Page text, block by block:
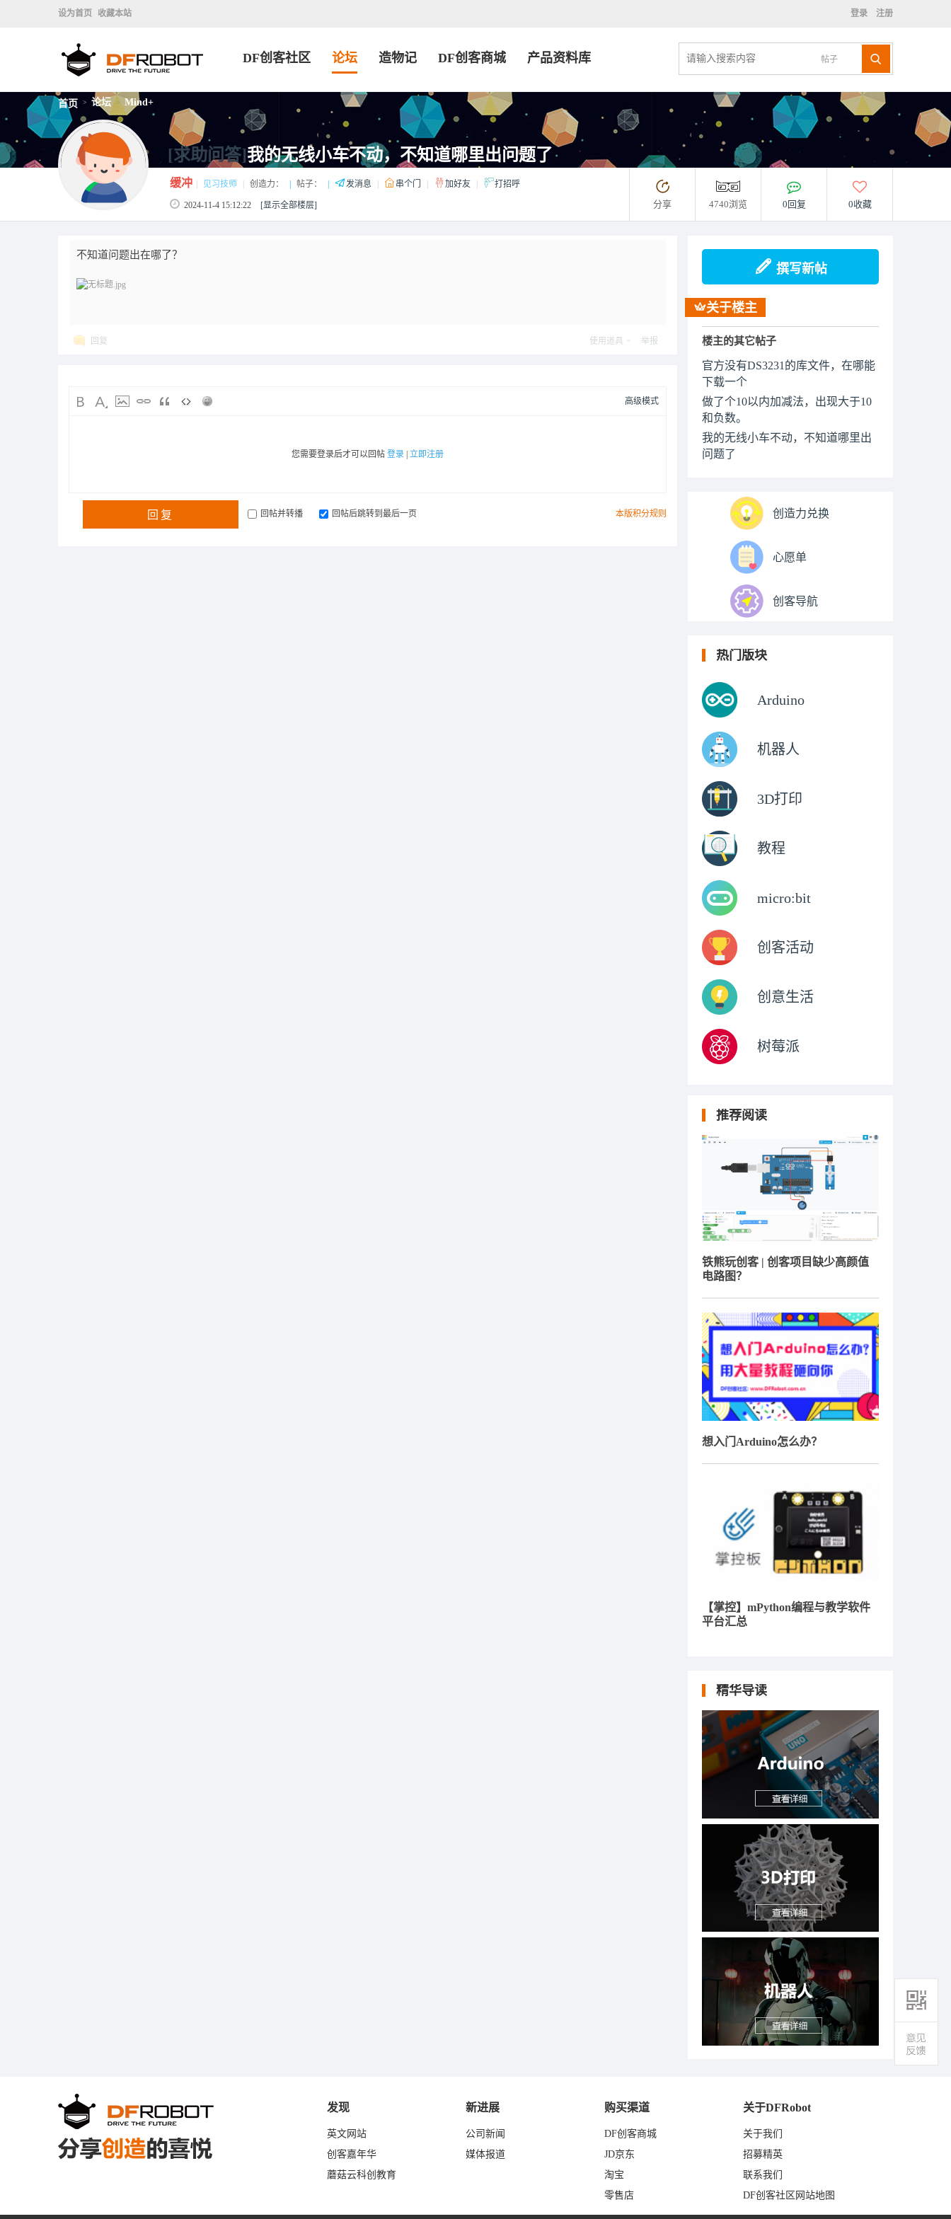
设为首页 收藏本站 登录 注册
帖子
DF创客社区 论坛 造物记 DF创客商城 产品资料库
首页 > 论坛 > Mind+
[求助问答]我的无线小车不动，不知道哪里出问题了
缓冲 见习技师 创造力： 帖子： 发消息 串个门 加好友 打招呼
2024-11-4 15:12:22 [显示全部楼层] 分享 4740浏览 0回复 0收藏
不知道问题出在哪了？
回复 使用道具 举报
高级模式
您需要登录后才可以回帖 登录 立即注册
本版积分规则
回复 回帖并转播 回帖后跳转到最后一页
撰写新帖
关于楼主
楼主的其它帖子
官方没有DS3231的库文件，在哪能
下载一个
做了个10以内加减法，出现大于10
和负数。
我的无线小车不动，不知道哪里出
问题了
创造力兑换
心愿单
创客导航
热门版块
Arduino
机器人
3D打印
教程
micro:bit
创客活动
创意生活
树莓派
推荐阅读
铁熊玩创客 | 创客项目缺少高颜值
电路图？
想入门Arduino怎么办？
【掌控】mPython编程与教学软件
平台汇总
精华导读
发现
英文网站
创客嘉年华
蘑菇云科创教育
新进展
公司新闻
媒体报道
购买渠道
DF创客商城
JD京东
淘宝
零售店
关于DFRobot
关于我们
招募精英
联系我们
DF创客社区网站地图